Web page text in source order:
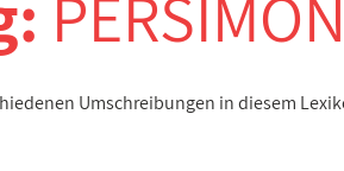
Umschreibungen in diesem